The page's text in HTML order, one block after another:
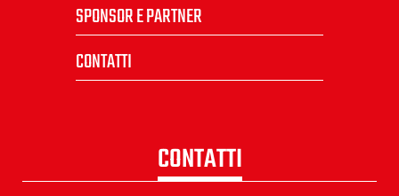
SPONSOR E PARTNER
CONTATTI
CONTATTI